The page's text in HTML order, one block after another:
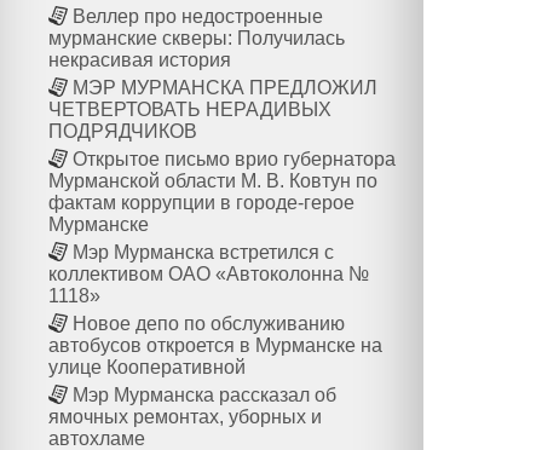
Веллер про недостроенные
мурманские скверы: Получилась
некрасивая история
МЭР МУРМАНСКА ПРЕДЛОЖИЛ
ЧЕТВЕРТОВАТЬ НЕРАДИВЫХ
ПОДРЯДЧИКОВ
Открытое письмо врио губернатора
Мурманской области М. В. Ковтун по
фактам коррупции в городе-герое
Мурманске
Мэр Мурманска встретился с
коллективом ОАО «Автоколонна №
1118»
Новое депо по обслуживанию
автобусов откроется в Мурманске на
улице Кооперативной
Мэр Мурманска рассказал об
ямочных ремонтах, уборных и
автохламе